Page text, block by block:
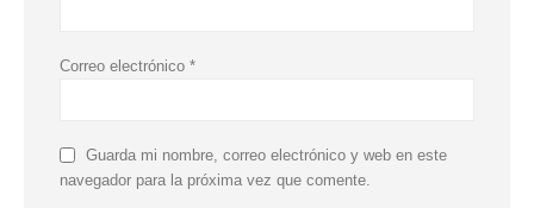
Correo electrónico *
Guarda mi nombre, correo electrónico y web en este
navegador para la próxima vez que comente.